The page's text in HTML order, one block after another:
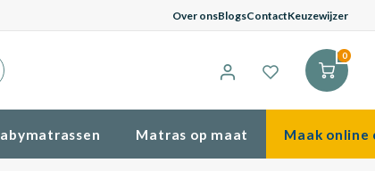
Over onsBlogsContactKeuzewijzer
0
Matras op maat Maak online